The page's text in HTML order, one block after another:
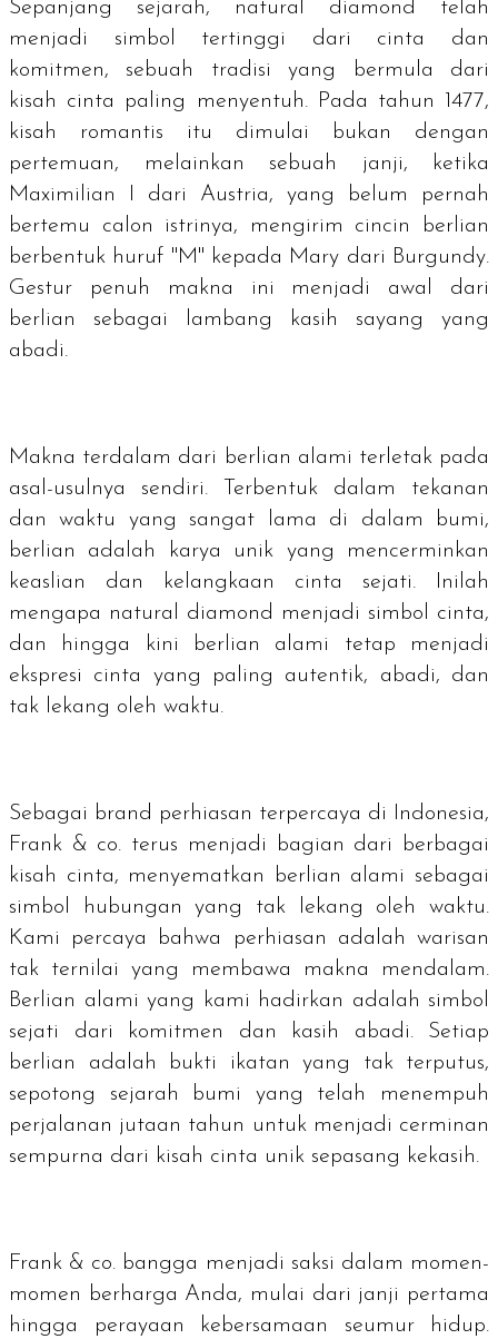
Sepanjang sejarah, natural diamond telah
menjadi simbol tertinggi dari cinta dan
komitmen, sebuah tradisi yang bermula dari
kisah cinta paling menyentuh. Pada tahun 1477,
kisah romantis itu dimulai bukan dengan
pertemuan, melainkan sebuah janji, ketika
Maximilian I dari Austria, yang belum pernah
bertemu calon istrinya, mengirim cincin berlian
berbentuk huruf "M" kepada Mary dari Burgundy.
Gestur penuh makna ini menjadi awal dari
berlian sebagai lambang kasih sayang yang
abadi.
Makna terdalam dari berlian alami terletak pada
asal-usulnya sendiri. Terbentuk dalam tekanan
dan waktu yang sangat lama di dalam bumi,
berlian adalah karya unik yang mencerminkan
keaslian dan kelangkaan cinta sejati. Inilah
mengapa natural diamond menjadi simbol cinta,
dan hingga kini berlian alami tetap menjadi
ekspresi cinta yang paling autentik, abadi, dan
tak lekang oleh waktu.
Sebagai brand perhiasan terpercaya di Indonesia,
Frank & co. terus menjadi bagian dari berbagai
kisah cinta, menyematkan berlian alami sebagai
simbol hubungan yang tak lekang oleh waktu.
Kami percaya bahwa perhiasan adalah warisan
tak ternilai yang membawa makna mendalam.
Berlian alami yang kami hadirkan adalah simbol
sejati dari komitmen dan kasih abadi. Setiap
berlian adalah bukti ikatan yang tak terputus,
sepotong sejarah bumi yang telah menempuh
perjalanan jutaan tahun untuk menjadi cerminan
sempurna dari kisah cinta unik sepasang kekasih.
Frank & co. bangga menjadi saksi dalam momen-
momen berharga Anda, mulai dari janji pertama
hingga perayaan kebersamaan seumur hidup.